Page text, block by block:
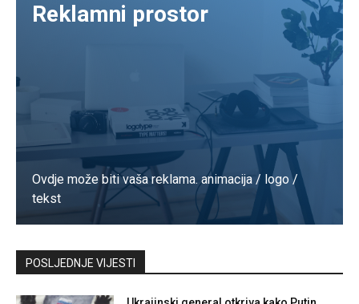
Reklamni prostor
Ovdje može biti vaša reklama. animacija / logo /
tekst
Kontaktirajte nas
POSLJEDNJE VIJESTI